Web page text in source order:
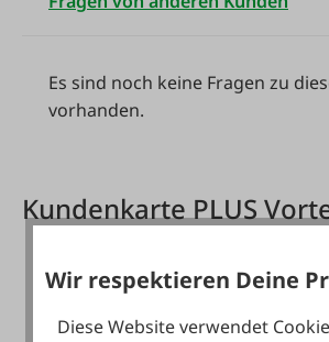
Es sind noch keine Fragen zu
vorhanden.
Kundenkarte PLUS
Wir respektieren Deine
Diese Website verwendet